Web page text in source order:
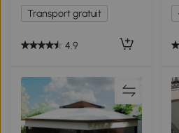
Transport gratuit
4.9